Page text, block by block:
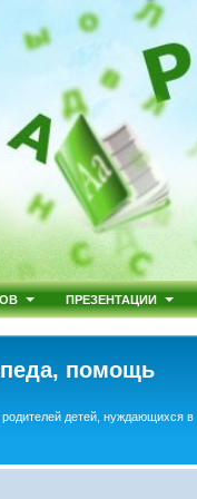
ПРЕЗЕНТАЦИИ
помощь
детей, нуждающихся в